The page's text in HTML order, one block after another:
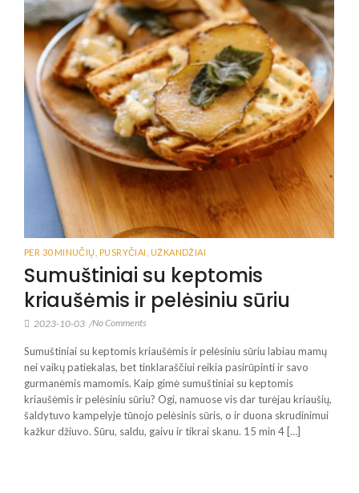
PER 30 MINUČIŲ PUSRYČIAI UŽKANDŽIAI
Sumuštiniai su keptomis
kriaušėmis ir pelėsiniu sūriu
2023-10-03 /No Comments
Sumuštiniai su keptomis kriaušėmis ir pelėsiniu sūriu labiau mamų
nei vaikų patiekalas, bet tinklaraščiui reikia pasirūpinti ir savo
gurmanėmis mamomis. Kaip gimė sumuštiniai su keptomis
kriaušėmis ir pelėsiniu sūriu? Ogi, namuose vis dar turėjau kriaušių,
šaldytuvo kampelyje tūnojo pelėsinis sūris, o ir duona skrudinimui
kažkur džiuvo. Sūru, saldu, gaivu ir tikrai skanu. 15 min 4 […]